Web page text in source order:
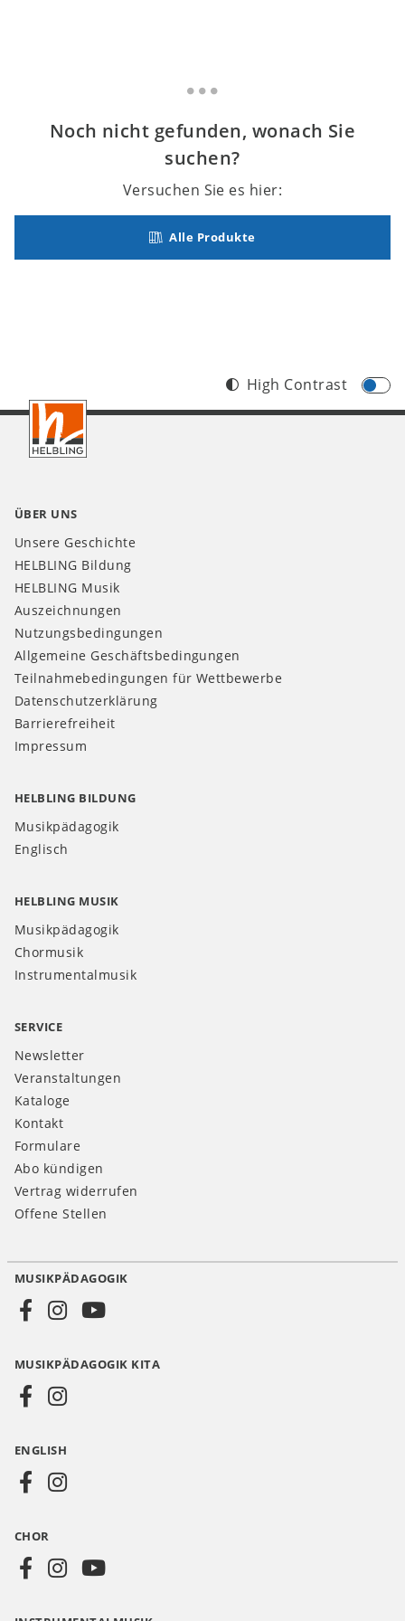
Noch nicht gefunden, wonach Sie
suchen?
Versuchen Sie es hier:
Alle Produkte
Footer
DE
High Contrast
ÜBER UNS
Unsere Geschichte
HELBLING Bildung
HELBLING Musik
Auszeichnungen
Nutzungsbedingungen
Allgemeine Geschäftsbedingungen
Teilnahmebedingungen für Wettbewerbe
Datenschutzerklärung
Barrierefreiheit
Impressum
HELBLING BILDUNG
Musikpädagogik
Englisch
HELBLING MUSIK
Musikpädagogik
Chormusik
Instrumentalmusik
SERVICE
Newsletter
Veranstaltungen
Kataloge
Kontakt
Formulare
Abo kündigen
Vertrag widerrufen
Offene Stellen
Social
Media
DE
MUSIKPÄDAGOGIK
MUSIKPÄDAGOGIK KITA
ENGLISH
CHOR